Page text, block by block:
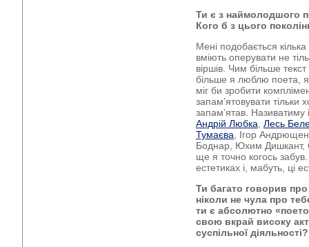
Ти є з наймолодшого
Кого б з цього
Мені подобається кілька
вміють оперувати не
віршів. Чим більше
більше я люблю поета,
міг би зробити
запам’ятовувати тільки
запам’ятав. Називатиму
Андрій Любка Лесь
Тумаєва , Ігор
Боднар, Юхим Дишкант,
ще я точно когось
естетиках і, мабуть, ці
Ти багато говорив
ніколи не чула про
ти є абсолютно
свою вкрай високу
суспільної діяльності?